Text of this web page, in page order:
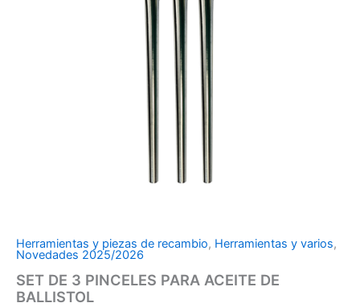
Herramientas y piezas de recambio, Herramientas y varios,
Novedades 2025/2026
SET DE 3 PINCELES PARA ACEITE DE
BALLISTOL